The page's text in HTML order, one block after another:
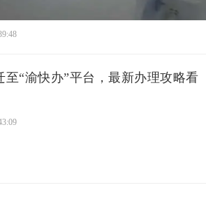
至“渝快办”平台，最新办理攻略看